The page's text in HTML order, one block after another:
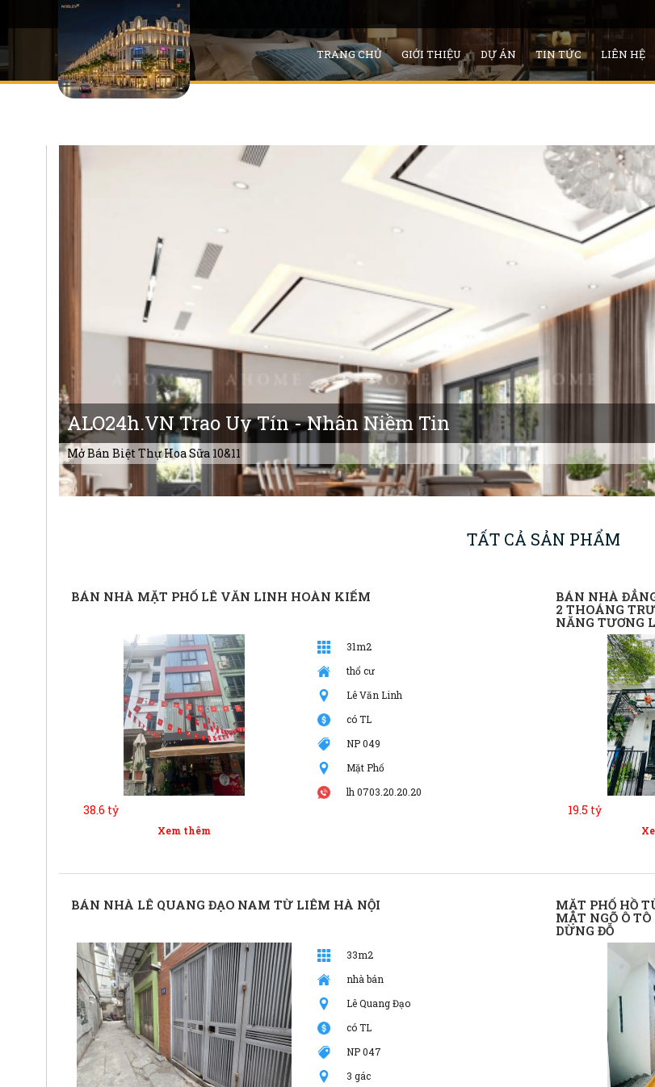
TRANG CHỦ GIỚI THIỆU DỰ ÁN TIN TỨC LIÊN HỆ
ALO24h.VN Trao Uy Tín - Nhận Niềm Tin
Mở Bán Biệt Thự Hoa Sữa 10&11
TẤT CẢ SẢN PHẨM
BÁN NHÀ MẶT PHỐ LÊ VĂN LINH HOÀN KIẾM
38.6 tỷ
Xem thêm
31m2
thổ cư
Lê Văn Linh
có TL
NP 049
Mặt Phố
lh 0703.20.20.20
BÁN NHÀ
2 THOÁNG
NĂNG TƯƠNG
19.5 tỷ
BÁN NHÀ LÊ QUANG ĐẠO NAM TỪ LIÊM HÀ NỘI
33m2
nhà bán
Lê Quang Đạo
có TL
NP 047
3 gác
MẶT PHỐ HỒ
MẶT NGÕ Ô
DỪNG ĐỖ